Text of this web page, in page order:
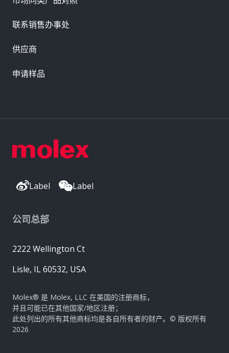
Label Label
公司总部
2222 Wellington Ct
Lisle, IL 60532, USA
Molex® 是 Molex, LLC 在美国的注册商标，
并且可能已在其他国家/地区注册；
此处列出的所有其他商标均是各自所有者的财产。© 版权所有
2026
联系销售办事处
供应商
申请样品